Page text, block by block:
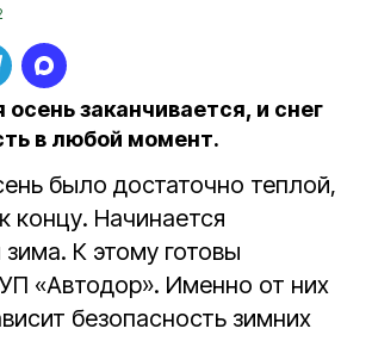
заканчивается, и снег
в любой момент.
было достаточно теплой,
концу. Начинается
К этому готовы
«Автодор». Именно от них
безопасность зимних